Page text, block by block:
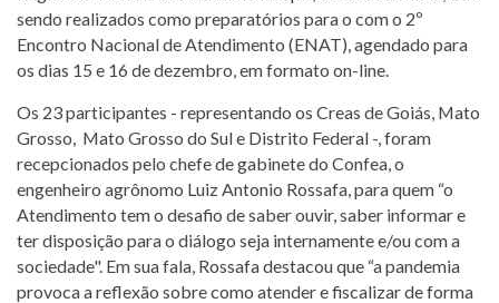
sendo realizados como preparatórios para o com o 2º
Encontro Nacional de Atendimento (ENAT), agendado para
os dias 15 e 16 de dezembro, em formato on-line.
Os 23 participantes - representando os Creas de Goiás, Mato
Grosso, Mato Grosso do Sul e Distrito Federal -, foram
recepcionados pelo chefe de gabinete do Confea, o
engenheiro agrônomo Luiz Antonio Rossafa, para quem “o
Atendimento tem o desafio de saber ouvir, saber informar e
ter disposição para o diálogo seja internamente e/ou com a
sociedade". Em sua fala, Rossafa destacou que “a pandemia
provoca a reflexão sobre como atender e fiscalizar de forma